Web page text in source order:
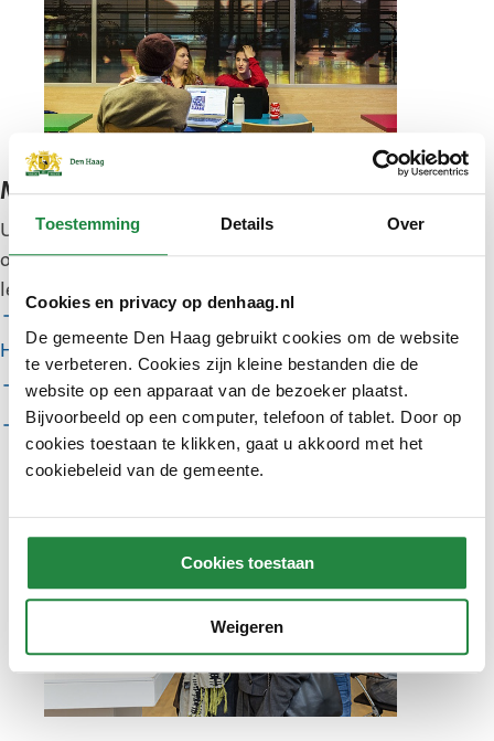
Toestemming Details Over
Cookies en privacy op denhaag.nl
De gemeente Den Haag gebruikt cookies om de website
te verbeteren. Cookies zijn kleine bestanden die de
website op een apparaat van de bezoeker plaatst.
Bijvoorbeeld op een computer, telefoon of tablet. Door op
cookies toestaan te klikken, gaat u akkoord met het
cookiebeleid van de gemeente.
Cookies toestaan
Weigeren
Migranten
U bent naar Nederland gekomen voor werk, studie
of om bij uw familie te zijn. U gaat Nederlands
leren en meedoen in Den Haag.
Inburgeren als migrant of gezinsmigrant in Den
Haag
Spreekuren EU-arbeidsmigranten
Verhuizen vanuit het buitenland